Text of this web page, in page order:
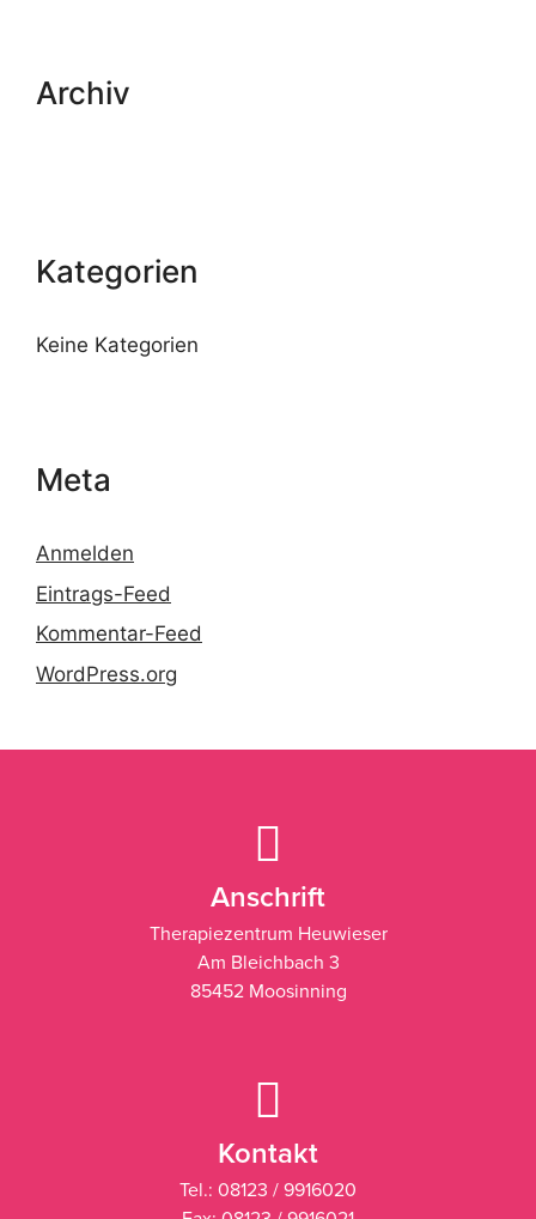
Archiv
Kategorien
Keine Kategorien
Meta
Anmelden
Eintrags-Feed
Kommentar-Feed
WordPress.org
Anschrift
Therapiezentrum Heuwieser
Am Bleichbach 3
85452 Moosinning
Kontakt
Tel.: 08123 / 9916020